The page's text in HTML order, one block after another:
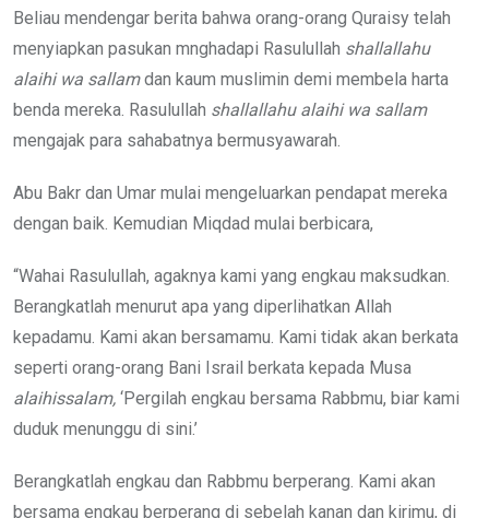
Beliau mendengar berita bahwa orang-orang Quraisy telah
menyiapkan pasukan mnghadapi Rasulullah shallallahu
alaihi wa sallamdan kaum muslimin demi membela harta
benda mereka. Rasulullah shallallahu alaihi wa sallam
mengajak para sahabatnya bermusyawarah.
Abu Bakr dan Umar mulai mengeluarkan pendapat mereka
dengan baik. Kemudian Miqdad mulai berbicara,
“Wahai Rasulullah, agaknya kami yang engkau maksudkan.
Berangkatlah menurut apa yang diperlihatkan Allah
kepadamu. Kami akan bersamamu. Kami tidak akan berkata
seperti orang-orang Bani Israil berkata kepada Musa
alaihissalam, ‘Pergilah engkau bersama Rabbmu, biar kami
duduk menunggu di sini.’
Berangkatlah engkau dan Rabbmu berperang. Kami akan
bersama engkau berperang di sebelah kanan dan kirimu, di